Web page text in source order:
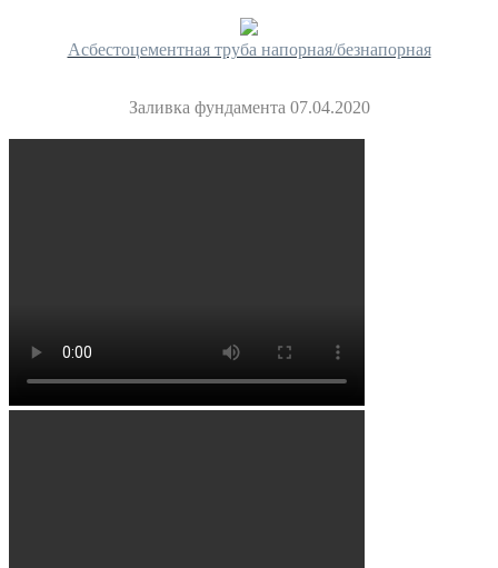
Асбестоцементная труба напорная/безнапорная
Заливка фундамента 07.04.2020